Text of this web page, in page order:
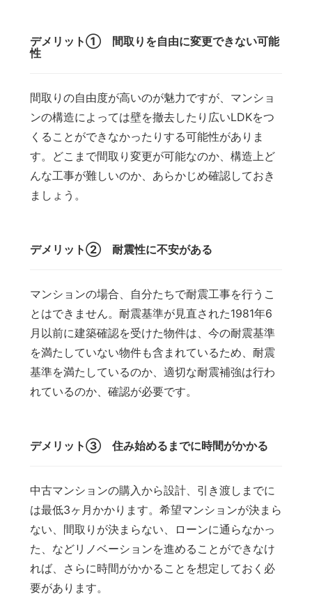
デメリット① 間取りを自由に変更できない可能
性
間取りの自由度が高いのが魅力ですが、マンショ
ンの構造によっては壁を撤去したり広いLDKをつ
くることができなかったりする可能性がありま
す。どこまで間取り変更が可能なのか、構造上ど
んな工事が難しいのか、あらかじめ確認しておき
ましょう。
デメリット② 耐震性に不安がある
マンションの場合、自分たちで耐震工事を行うこ
とはできません。耐震基準が見直された1981年6
月以前に建築確認を受けた物件は、今の耐震基準
を満たしていない物件も含まれているため、耐震
基準を満たしているのか、適切な耐震補強は行わ
れているのか、確認が必要です。
デメリット③ 住み始めるまでに時間がかかる
中古マンションの購入から設計、引き渡しまでに
は最低3ヶ月かかります。希望マンションが決まら
ない、間取りが決まらない、ローンに通らなかっ
た、などリノベーションを進めることができなけ
れば、さらに時間がかかることを想定しておく必
要があります。